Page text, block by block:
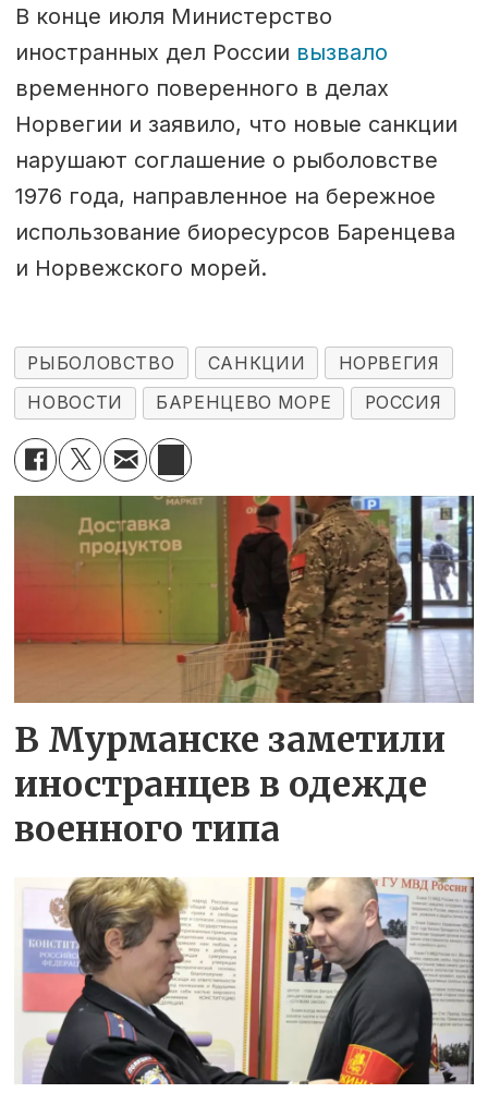
В конце июля Министерство
иностранных дел России вызвало
временного поверенного в делах
Норвегии и заявило, что новые санкции
нарушают соглашение о рыболовстве
1976 года, направленное на бережное
использование биоресурсов Баренцева
и Норвежского морей.
РЫБОЛОВСТВО САНКЦИИ
НОРВЕГИЯ
НОВОСТИ
БАРЕНЦЕВО МОРЕ РОССИЯ
В Мурманске заметили
иностранцев в одежде
военного типа